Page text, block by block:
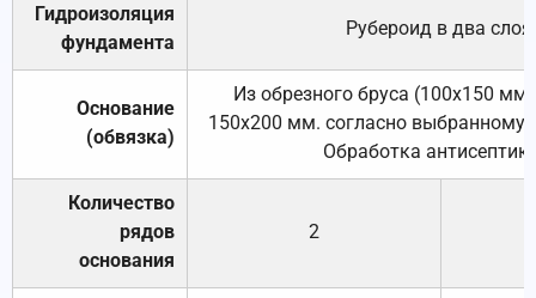
Гидроизоляция
фундамента
Рубероид в два слоя.
Основание
(обвязка)
Из обрезного бруса (100х150
150х200 мм. согласно выбранному
Обработка
Количество
рядов
основания
2